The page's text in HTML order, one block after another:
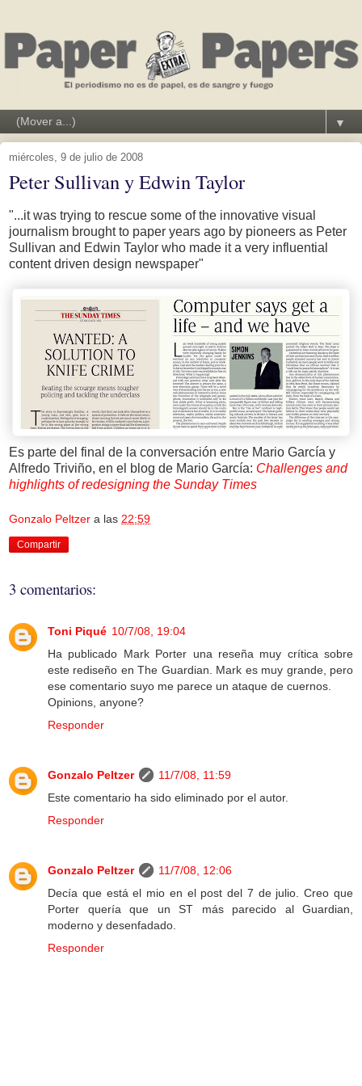
▼
miércoles, 9 de julio de 2008
Peter Sullivan y Edwin Taylor
"...it was trying to rescue some of the innovative visual
journalism brought to paper years ago by pioneers as Peter
Sullivan and Edwin Taylor who made it a very influential
content driven design newspaper"
Es parte del final de la conversación entre Mario García y
Alfredo Triviño, en el blog de Mario García: Challenges and
highlights of redesigning the Sunday Times
Gonzalo Peltzer a las 22:59
Compartir
3 comentarios:
Toni Piqué 10/7/08, 19:04
Ha publicado Mark Porter una reseña muy crítica sobre
este rediseño en The Guardian. Mark es muy grande, pero
ese comentario suyo me parece un ataque de cuernos.
Opinions, anyone?
Responder
Gonzalo Peltzer
11/7/08, 11:59
Este comentario ha sido eliminado por el autor.
Responder
Gonzalo Peltzer
11/7/08, 12:06
Decía que está el mio en el post del 7 de julio. Creo que
Porter quería que un ST más parecido al Guardian,
moderno y desenfadado.
Responder